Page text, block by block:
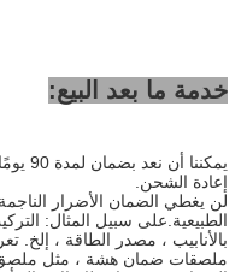
خدمة ما بعد البيع:
إعادة الشحن.
لن يغطي الضمان الأضرار
الطبيعية.على سبيل المثال:
بالأنابيب ، مصدر الطاقة ، إلخ.
ملصقات ضمان هشة ، مثل ملصق